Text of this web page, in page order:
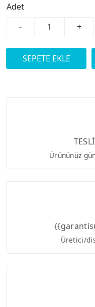
Adet
-
+
Ürününüz
Üretici/